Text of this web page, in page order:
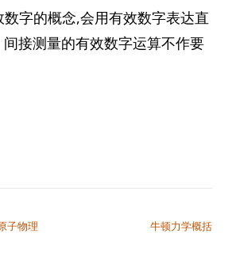
字的概念,会用有效数字表达直
接测量的有效数字运算不作要
子物理 牛顿力学概括